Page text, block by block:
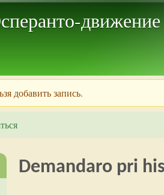
добавить запись.
Demandaro pri